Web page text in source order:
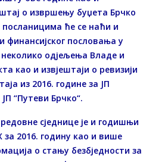
о извршењу буџета Брчко
ће се наћи и
финансијског пословања у
одјељења Владе и
као и извјештаји о ревизији
из 2016. године за ЈП
“Путеви Брчко“.
сједнице је и годишњи
за 2016. годину као и више
о стању безбједности за